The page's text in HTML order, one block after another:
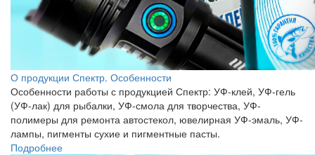
О продукции Спектр. Особенности
Особенности работы с продукцией Спектр: УФ-клей, УФ-гель
(УФ-лак) для рыбалки, УФ-смола для творчества, УФ-
полимеры для ремонта автостекол, ювелирная УФ-эмаль, УФ-
лампы, пигменты сухие и пигментные пасты.
Подробнее